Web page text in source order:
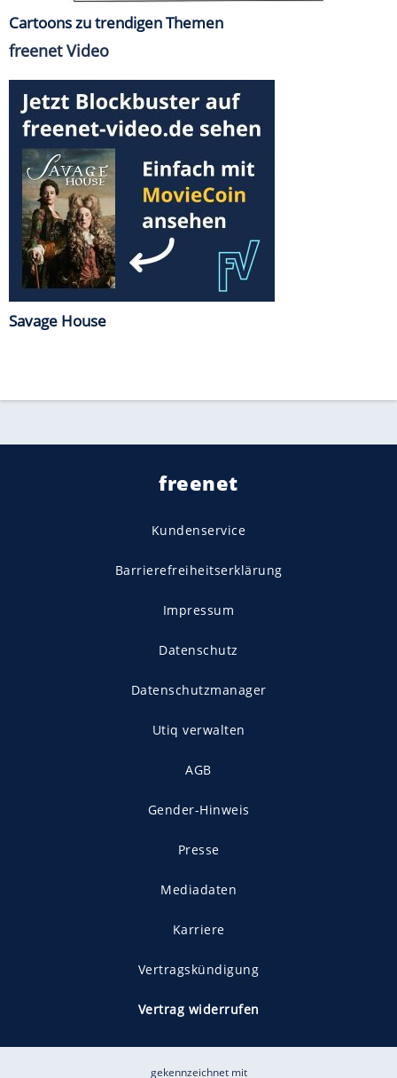
Cartoons zu trendigen Themen
freenet Video
Savage House
freenet
Kundenservice
Barrierefreiheitserklärung
Impressum
Datenschutz
Datenschutzmanager
Utiq verwalten
AGB
Gender-Hinweis
Presse
Mediadaten
Karriere
Vertragskündigung
Vertrag widerrufen
gekennzeichnet mit